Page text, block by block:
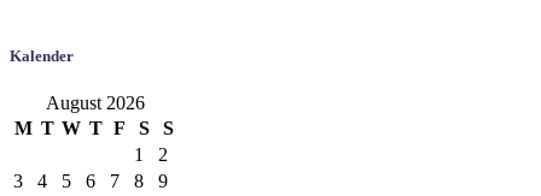
Kalender
August 2026
M T W T F S
S
1
2
3
4 5 6 7 8
9